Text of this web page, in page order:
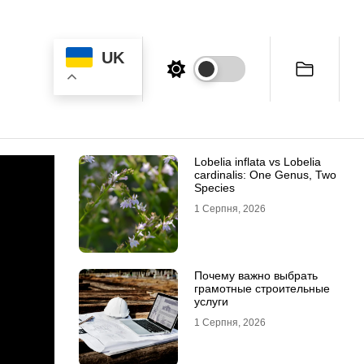
UK
Lobelia inflata vs Lobelia
cardinalis: One Genus, Two
Species
1 Серпня, 2026
Почему важно выбрать
грамотные строительные
услуги
1 Серпня, 2026